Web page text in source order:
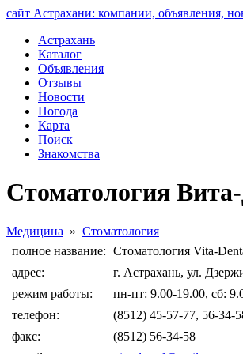
сайт Астрахани: компании, объявления,
Астрахань
Каталог
Объявления
Отзывы
Новости
Погода
Карта
Поиск
Знакомства
Стоматология
Медицина » Стоматология
полное название: Стоматология Vita-
адрес:
г. Астрахань, ул.
режим работы:
пн-пт: 9.00-19.00, сб:
телефон:
(8512) 45-57-77, 56-34-
факс:
(8512) 56-34-58